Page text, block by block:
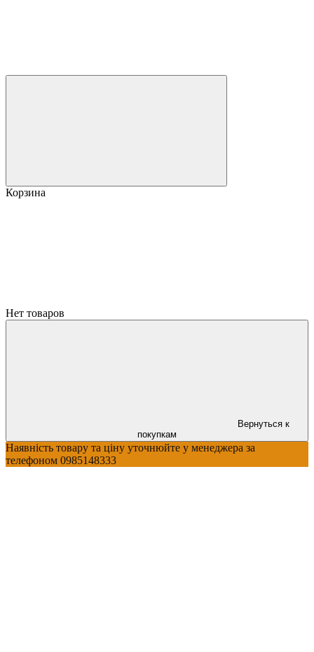
Корзина
Нет товаров
Вернуться к
покупкам
Наявність товару та ціну уточнюйте у менеджера за
телефоном 0985148333